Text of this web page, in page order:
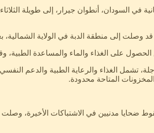
قد وصلت إلى منطقة الدبة في الولاية
تشمل الغذاء والرعاية الطبية والدعم
المتاحة محدودة.
ضحايا مدنيين في الاشتباكات الأخيرة،